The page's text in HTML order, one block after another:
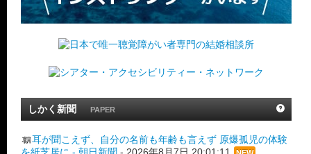
しかく新聞 PAPER
耳が聞こえず、自分の名前も年齢も言えず 原爆孤児の体験